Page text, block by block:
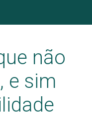
não
e sim